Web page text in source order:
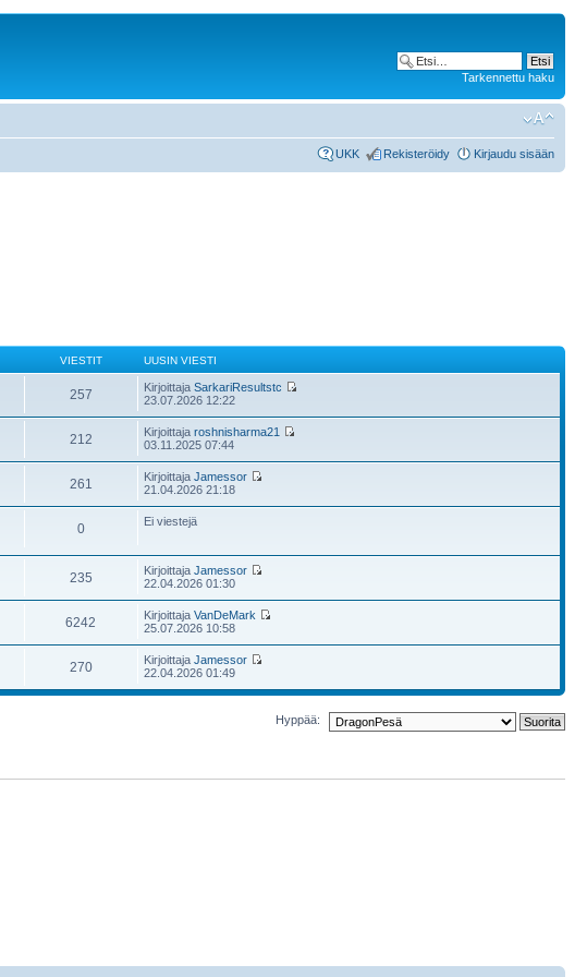
Tarkennettu haku
UKK Rekisteröidy Kirjaudu sisään
VIESTIT UUSIN VIESTI
257 KirjoittajaSarkariResultstc
23.07.2026 12:22
212 Kirjoittajaroshnisharma21
03.11.2025 07:44
261 KirjoittajaJamessor
21.04.2026 21:18
0 Ei viestejä
235 KirjoittajaJamessor
22.04.2026 01:30
6242 KirjoittajaVanDeMark
25.07.2026 10:58
270 KirjoittajaJamessor
22.04.2026 01:49
Hyppää: